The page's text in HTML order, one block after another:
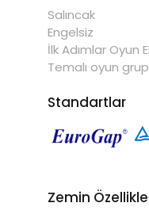
Salıncak
Engelsiz
İlk Adımlar Oyun
Temalı oyun
Standartlar
Zemin